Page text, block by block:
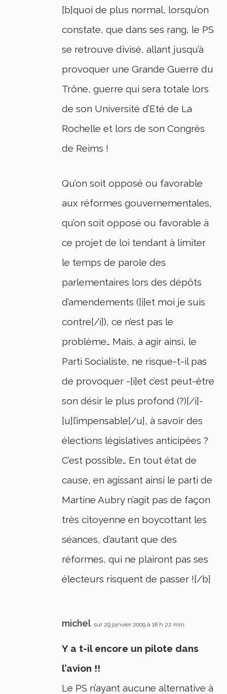
[b]quoi de plus normal, lorsqu’on
constate, que dans ses rang, le PS
se retrouve divisé, allant jusqu’à
provoquer une Grande Guerre du
Trône, guerre qui sera totale lors
de son Université d’Eté de La
Rochelle et lors de son Congrès
de Reims !
Qu’on soit opposé ou favorable
aux réformes gouvernementales,
qu’on soit opposé ou favorable à
ce projet de loi tendant à limiter
le temps de parole des
parlementaires lors des dépôts
d’amendements ([i]et moi je suis
contre[/i]), ce n’est pas le
problème… Mais, à agir ainsi, le
Parti Socialiste, ne risque-t-il pas
de provoquer -[i]et c’est peut-être
son désir le plus profond (?)[/i]-
[u]l’impensable[/u], à savoir des
élections législatives anticipées ?
C’est possible… En tout état de
cause, en agissant ainsi le parti de
Martine Aubry n’agit pas de façon
très citoyenne en boycottant les
séances, d’autant que des
réformes, qui ne plairont pas ses
électeurs risquent de passer ![/b]
michel sur 29 janvier 2009 à 18 h 22 min
Y a t-il encore un pilote dans
l’avion !!
Le PS n’ayant aucune alternative à